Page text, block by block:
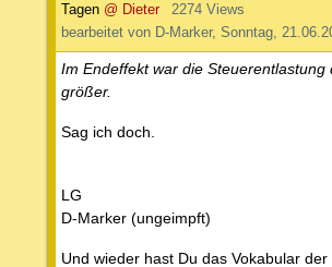
Tagen @ Dieter
2274 Views
bearbeitet von D-Marker, Sonntag,
Im Endeffekt war die Steuerentlastung
größer.
Sag ich doch.
LG
D-Marker (ungeimpft)
Und wieder hast Du das Vokabular